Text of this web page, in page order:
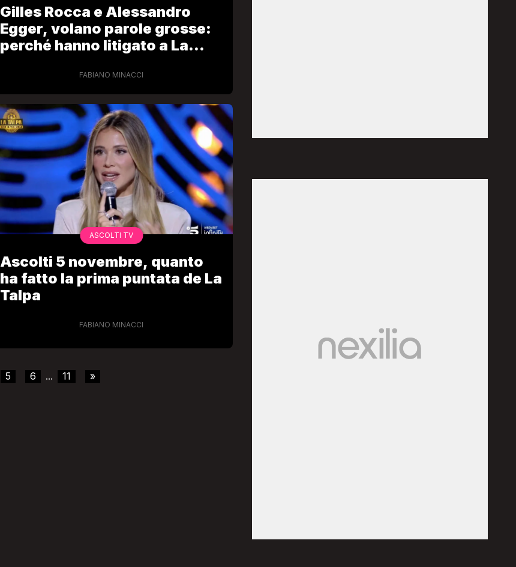
Gilles Rocca e Alessandro
Egger, volano parole grosse:
perché hanno litigato a La
FABIANO MINACCI
ASCOLTI TV
Ascolti 5 novembre, quanto
ha fatto la prima puntata de La
Talpa
FABIANO MINACCI
5 6 ... 11 »